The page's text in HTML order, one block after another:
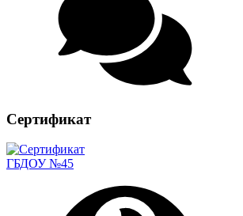
Сертификат
ГБДОУ №45